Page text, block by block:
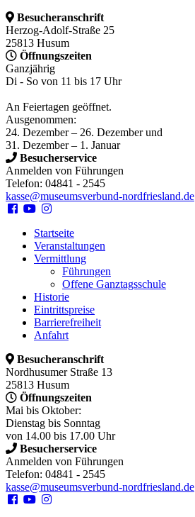
Besucheranschrift
Herzog-Adolf-Straße 25
25813 Husum
Öffnungszeiten
Ganzjährig
Di - So von 11 bis 17 Uhr
An Feiertagen geöffnet.
Ausgenommen:
24. Dezember – 26. Dezember und
31. Dezember – 1. Januar
Besucherservice
Anmelden von Führungen
Telefon: 04841 - 2545
kasse@museumsverbund-nordfriesland.de
Startseite
Veranstaltungen
Vermittlung
Führungen
Offene Ganztagsschule
Historie
Eintrittspreise
Barrierefreiheit
Anfahrt
Besucheranschrift
Nordhusumer Straße 13
25813 Husum
Öffnungszeiten
Mai bis Oktober:
Dienstag bis Sonntag
von 14.00 bis 17.00 Uhr
Besucherservice
Anmelden von Führungen
Telefon: 04841 - 2545
kasse@museumsverbund-nordfriesland.de